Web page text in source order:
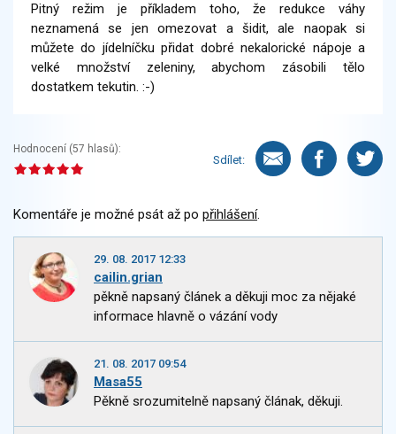
Pitný režim je příkladem toho, že redukce váhy
neznamená se jen omezovat a šidit, ale naopak si
můžete do jídelníčku přidat dobré nekalorické nápoje a
velké množství zeleniny, abychom zásobili tělo
dostatkem tekutin. :-)
Hodnocení (57 hlasů):
Sdílet:
Komentáře je možné psát až po přihlášení.
29. 08. 2017 12:33
cailin.grian
pěkně napsaný článek a děkuji moc za nějaké
informace hlavně o vázání vody
21. 08. 2017 09:54
Masa55
Pěkně srozumitelně napsaný člának, děkuji.